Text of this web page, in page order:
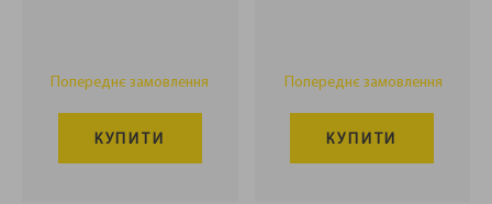
Попереднє замовлення
КУПИТИ
Попереднє замовлення
КУПИТИ